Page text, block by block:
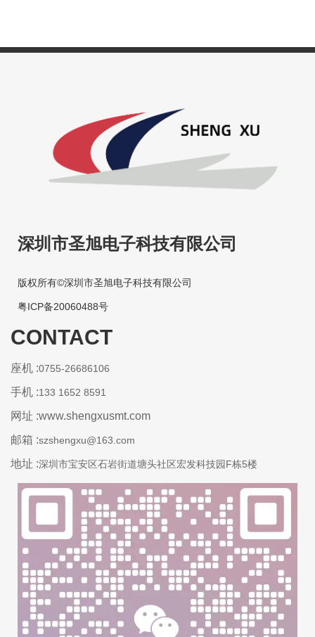
深圳市圣旭电子科技有限公司
版权所有©深圳市圣旭电子科技有限公司
粤ICP备20060488号
CONTACT
座机 :0755-26686106
手机 :133 1652 8591
网址 :www.shengxusmt.com
邮箱 :szshengxu@163.com
地址 :深圳市宝安区石岩街道塘头社区宏发科技园F栋5楼